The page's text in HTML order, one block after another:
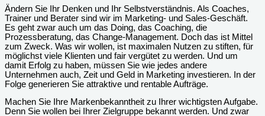
Ändern Sie Ihr Denken und Ihr Selbstverständnis. Als Coaches,
Trainer und Berater sind wir im Marketing- und Sales-Geschäft.
Es geht zwar auch um das Doing, das Coaching, die
Prozessberatung, das Change-Management. Doch das ist Mittel
zum Zweck. Was wir wollen, ist maximalen Nutzen zu stiften, für
möglichst viele Klienten und fair vergütet zu werden. Und um
damit Erfolg zu haben, müssen Sie wie jedes andere
Unternehmen auch, Zeit und Geld in Marketing investieren. In der
Folge generieren Sie attraktive und rentable Aufträge.
Machen Sie Ihre Markenbekanntheit zu Ihrer wichtigsten Aufgabe.
Denn Sie wollen bei Ihrer Zielgruppe bekannt werden. Und zwar